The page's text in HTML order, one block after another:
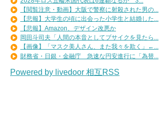
【閲覧注意・動画】大阪で警察に射殺された男の...
【悲報】大学生の頃に出会った小学生と結婚した...
【悲報】Amazon、デザイン改悪か
岡田斗司夫「人間の本音としてブサイクを見たら...
【画像】「マスク美人さん、また我々を欺く」←...
財務省・日銀・金融庁 急速な円安進行に「為替...
Powered by livedoor 相互RSS